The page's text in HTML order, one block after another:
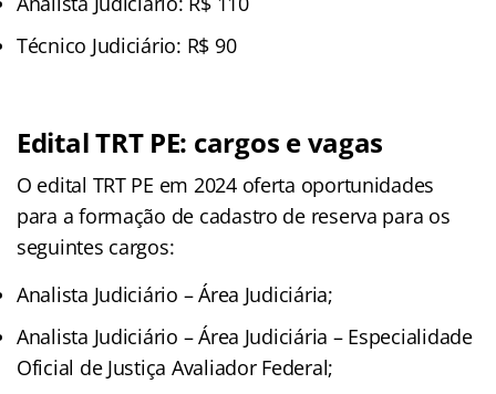
Técnico Judiciário: R$ 90
Edital TRT PE: cargos e vagas
O edital TRT PE em 2024 oferta oportunidades
para a formação de cadastro de reserva para os
seguintes cargos:
Analista Judiciário – Área Judiciária;
Analista Judiciário – Área Judiciária – Especialidade
Oficial de Justiça Avaliador Federal;